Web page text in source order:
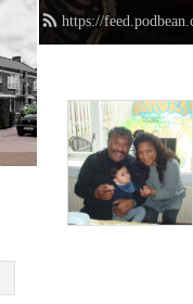
https://